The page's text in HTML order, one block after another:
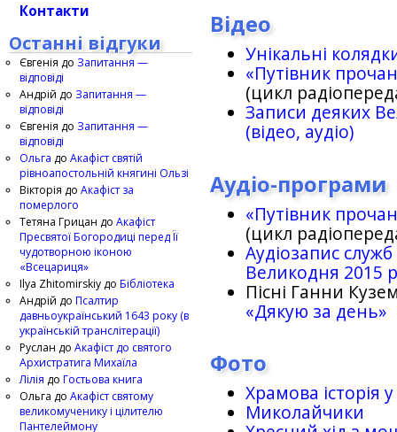
Відео
Унікальні
«Путівник
(цикл
Записи деяких
(відео, аудіо)
Аудіо-програми
«Путівник
(цикл
Аудіозапис
Великодня 2015
Пісні Ганни
«Дякую за день»
Фото
Храмова історія
Миколайчики
Контакти
Останні відгуки
Євгенія до Запитання —
відповіді
Андрій до Запитання —
відповіді
Євгенія до Запитання —
відповіді
Ольга до Акафіст святій
рівноапостольній княгині Ользі
Вікторія до Акафіст за
померлого
Тетяна Грицан до Акафіст
Пресвятої Богородиці перед Її
чудотворною іконою
«Всецариця»
Ilya Zhitomirskiy до Бібліотека
Андрій до Псалтир
давньоукраїнський 1643 року (в
українській транслітерації)
Руслан до Акафіст до святого
Архистратига Михаїла
Лілія до Гостьова книга
Ольга до Акафіст святому
великомученику і цілителю
Пантелеймону